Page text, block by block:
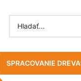
SPRACOVANIE DREVA